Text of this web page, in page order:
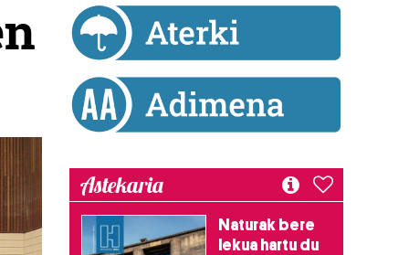
Astekaria
Naturak bere
lekua hartu du